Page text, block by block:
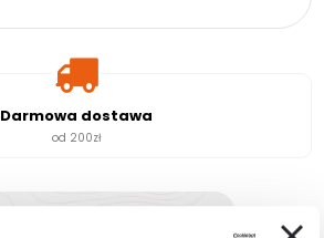
Darmowa dostawa
od 200zł